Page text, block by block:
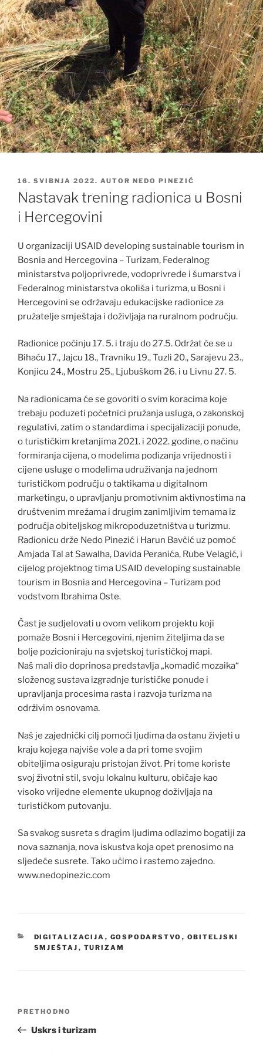
OBJAVLJENO
16. SVIBNJA 2022. AUTOR NEDO PINEZIĆ
Nastavak trening radionica u Bosni
i Hercegovini
U organizaciji USAID developing sustainable tourism in
Bosnia and Hercegovina – Turizam, Federalnog
ministarstva poljoprivrede, vodoprivrede i šumarstva i
Federalnog ministarstva okoliša i turizma, u Bosni i
Hercegovini se održavaju edukacijske radionice za
pružatelje smještaja i doživljaja na ruralnom području.
Radionice počinju 17. 5. i traju do 27.5. Održat će se u
Bihaću 17., Jajcu 18., Travniku 19., Tuzli 20., Sarajevu 23.,
Konjicu 24., Mostru 25., Ljubuškom 26. i u Livnu 27. 5.
Na radionicama će se govoriti o svim koracima koje
trebaju poduzeti početnici pružanja usluga, o zakonskoj
regulativi, zatim o standardima i specijalizaciji ponude,
o turističkim kretanjima 2021. i 2022. godine, o načinu
formiranja cijena, o modelima podizanja vrijednosti i
cijene usluge o modelima udruživanja na jednom
turističkom području o taktikama u digitalnom
marketingu, o upravljanju promotivnim aktivnostima na
društvenim mrežama i drugim zanimljivim temama iz
područja obiteljskog mikropoduzetništva u turizmu.
Radionicu drže Nedo Pinezić i Harun Bavčić uz pomoć
Amjada Tal at Sawalha, Davida Peranića, Rube Velagić, i
cijelog projektnog tima USAID developing sustainable
tourism in Bosnia and Hercegovina – Turizam pod
vodstvom Ibrahima Oste.
Čast je sudjelovati u ovom velikom projektu koji
pomaže Bosni i Hercegovini, njenim žiteljima da se
bolje pozicioniraju na svjetskoj turističkoj mapi.
Naš mali dio doprinosa predstavlja „komadić mozaika“
složenog sustava izgradnje turističke ponude i
upravljanja procesima rasta i razvoja turizma na
održivim osnovama.
Naš je zajednički cilj pomoći ljudima da ostanu živjeti u
kraju kojega najviše vole a da pri tome svojim
obiteljima osiguraju pristojan život. Pri tome koriste
svoj životni stil, svoju lokalnu kulturu, običaje kao
visoko vrijedne elemente ukupnog doživljaja na
turističkom putovanju.
Sa svakog susreta s dragim ljudima odlazimo bogatiji za
nova saznanja, nova iskustva koja opet prenosimo na
sljedeće susrete. Tako učimo i rastemo zajedno.
www.nedopinezic.com
KATEGORIJE
DIGITALIZACIJA , GOSPODARSTVO , OBITELJSKI
SMJEŠTAJ , TURIZAM
Prethodna
objava
PRETHODNO
Uskrs i turizam